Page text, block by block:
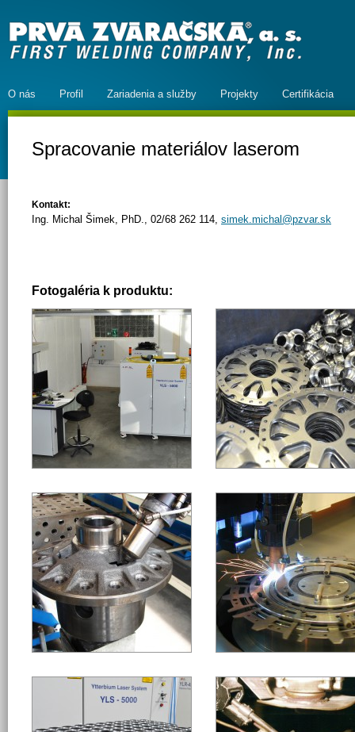
O nás Profil Zariadenia a služby Projekty Certifikácia
Spracovanie materiálov laserom
Kontakt:
Ing. Michal Šimek, PhD., 02/68 262 114, simek.michal@pzvar.sk
Fotogaléria k produktu: